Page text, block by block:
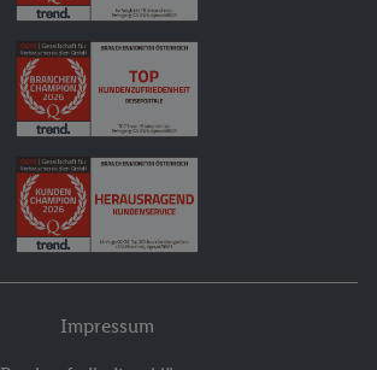
Impressum